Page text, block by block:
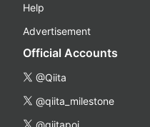
Help
Advertisement
Official Accounts
@Qiita
@qiita_milestone
@qiitapoi